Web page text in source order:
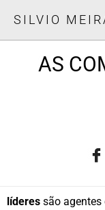
SILVIO
AS
líderes são agentes